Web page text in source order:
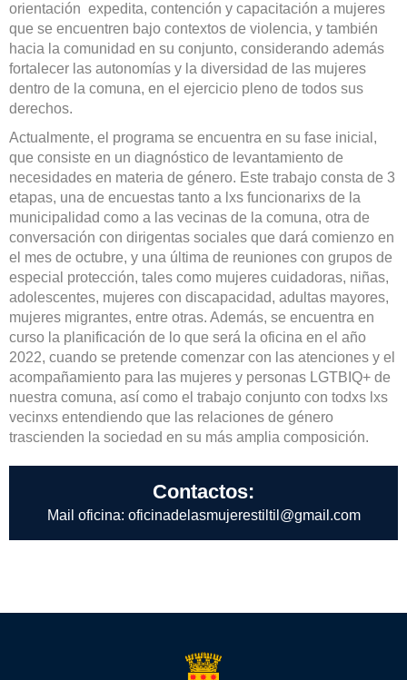
orientación expedita, contención y capacitación a mujeres
que se encuentren bajo contextos de violencia, y también
hacia la comunidad en su conjunto, considerando además
fortalecer las autonomías y la diversidad de las mujeres
dentro de la comuna, en el ejercicio pleno de todos sus
derechos.
Actualmente, el programa se encuentra en su fase inicial,
que consiste en un diagnóstico de levantamiento de
necesidades en materia de género. Este trabajo consta de 3
etapas, una de encuestas tanto a lxs funcionarixs de la
municipalidad como a las vecinas de la comuna, otra de
conversación con dirigentas sociales que dará comienzo en
el mes de octubre, y una última de reuniones con grupos de
especial protección, tales como mujeres cuidadoras, niñas,
adolescentes, mujeres con discapacidad, adultas mayores,
mujeres migrantes, entre otras. Además, se encuentra en
curso la planificación de lo que será la oficina en el año
2022, cuando se pretende comenzar con las atenciones y el
acompañamiento para las mujeres y personas LGTBIQ+ de
nuestra comuna, así como el trabajo conjunto con todxs lxs
vecinxs entendiendo que las relaciones de género
trascienden la sociedad en su más amplia composición.
Contactos:
Mail oficina: oficinadelasmujerestiltil@gmail.com